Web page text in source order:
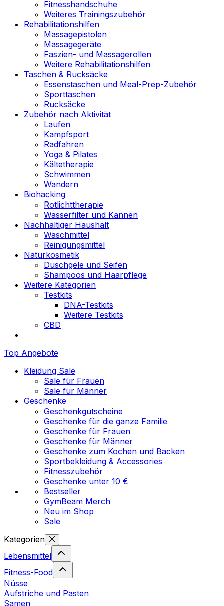
Fitnesshandschuhe
Weiteres Trainingszubehör
Rehabilitationshilfen
Massagepistolen
Massagegeräte
Faszien- und Massagerollen
Weitere Rehabilitationshilfen
Taschen & Rucksäcke
Essenstaschen und Meal-Prep-Zubehör
Sporttaschen
Rucksäcke
Zubehör nach Aktivität
Laufen
Kampfsport
Radfahren
Yoga & Pilates
Kältetherapie
Schwimmen
Wandern
Biohacking
Rotlichttherapie
Wasserfilter und Kannen
Nachhaltiger Haushalt
Waschmittel
Reinigungsmittel
Naturkosmetik
Duschgele und Seifen
Shampoos und Haarpflege
Weitere Kategorien
Testkits
DNA-Testkits
Weitere Testkits
CBD
Top Angebote
Kleidung Sale
Sale für Frauen
Sale für Männer
Geschenke
Geschenkgutscheine
Geschenke für die ganze Familie
Geschenke für Frauen
Geschenke für Männer
Geschenke zum Kochen und Backen
Sportbekleidung & Accessories
Fitnesszubehör
Geschenke unter 10 €
Bestseller
GymBeam Merch
Neu im Shop
Sale
Kategorien
Lebensmittel
Fitness-Food
Nüsse
Aufstriche und Pasten
Samen